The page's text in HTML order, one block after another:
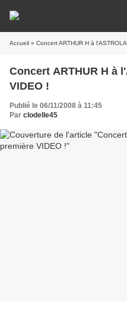
Accueil » Concert ARTHUR H à
Concert ARTHUR H à
VIDEO !
Publié le 06/11/2008 à 11:45
Par clodelle45